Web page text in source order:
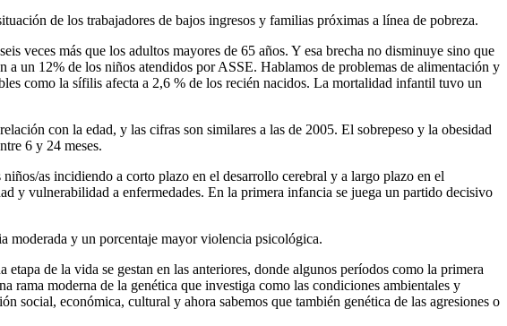
de los trabajadores de bajos ingresos y familias próximas a línea de pobreza.
veces más que los adultos mayores de 65 años. Y esa brecha no disminuye sino que
un 12% de los niños atendidos por ASSE. Hablamos de problemas de alimentación y
como la sífilis afecta a 2,6 % de los recién nacidos. La mortalidad infantil tuvo un
con la edad, y las cifras son similares a las de 2005. El sobrepeso y la obesidad
6 y 24 meses.
as incidiendo a corto plazo en el desarrollo cerebral y a largo plazo en el
y vulnerabilidad a enfermedades. En la primera infancia se juega un partido decisivo
moderada y un porcentaje mayor violencia psicológica.
de la vida se gestan en las anteriores, donde algunos períodos como la primera
rama moderna de la genética que investiga como las condiciones ambientales y
social, económica, cultural y ahora sabemos que también genética de las agresiones o